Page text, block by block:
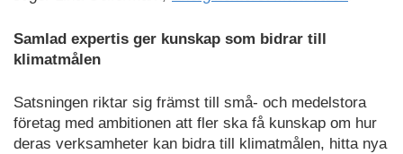
Samlad expertis ger kunskap som bidrar till
klimatmålen
Satsningen riktar sig främst till små- och medelstora
företag med ambitionen att fler ska få kunskap om hur
deras verksamheter kan bidra till klimatmålen, hitta nya